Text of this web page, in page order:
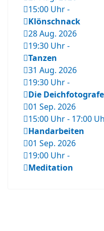
15:00 Uhr-
Klönschnack
28 Aug. 2026
19:30 Uhr-
Tanzen
31 Aug. 2026
19:30 Uhr-
Die
01 Sep. 2026
15:00 Uhr- 17:00
Handarbeiten
01 Sep. 2026
19:00 Uhr-
Meditation